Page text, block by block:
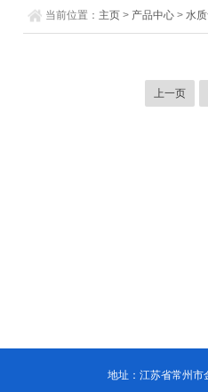
当前位置： 主页 > 产品中心 >水
上一页
地址：江苏省常州市